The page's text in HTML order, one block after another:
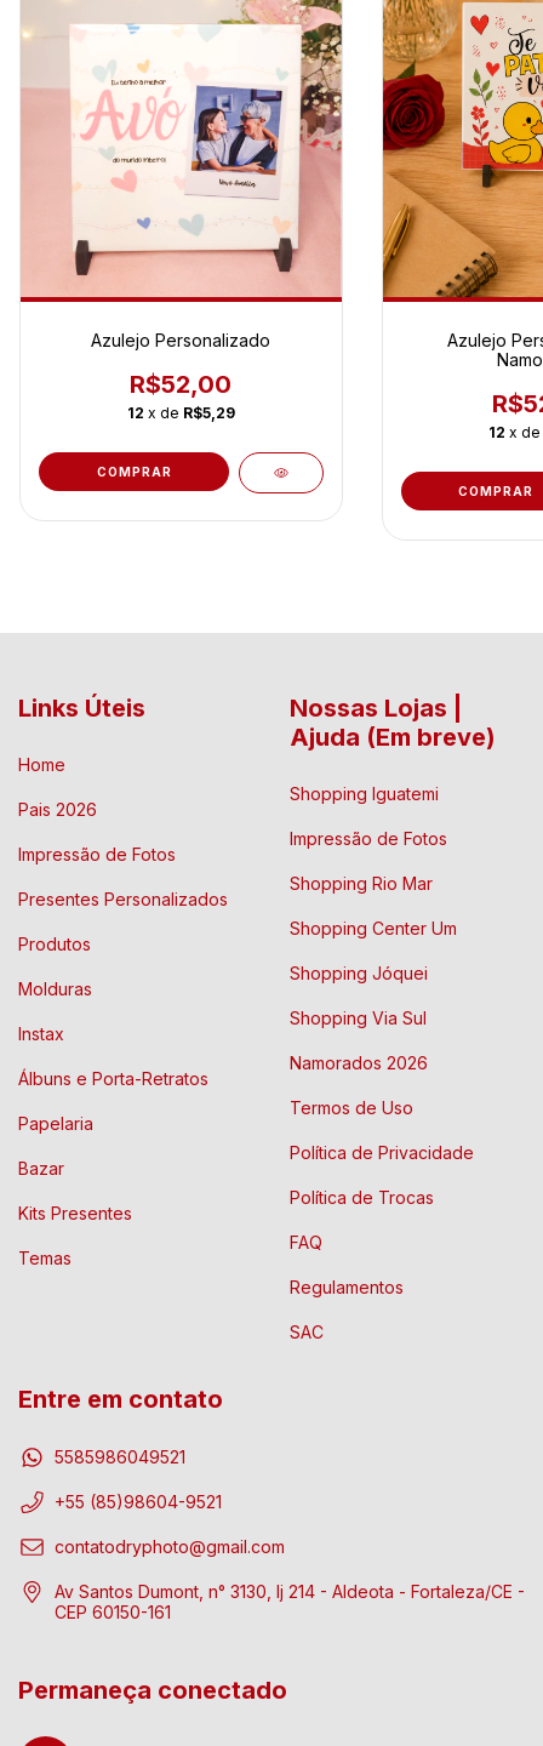
Azulejo Personalizado
R$52,00
12 x de R$5,29
COMPRAR
Azulejo
12 x
COMPRAR
Links Úteis
Home
Pais 2026
Impressão de Fotos
Presentes Personalizados
Produtos
Molduras
Instax
Álbuns e Porta-Retratos
Papelaria
Bazar
Kits Presentes
Temas
Nossas Lojas |
Ajuda (Em breve)
Shopping Iguatemi
Impressão de Fotos
Shopping Rio Mar
Shopping Center Um
Shopping Jóquei
Shopping Via Sul
Namorados 2026
Termos de Uso
Política de Privacidade
Política de Trocas
FAQ
Regulamentos
SAC
Entre em contato
5585986049521
+55 (85)98604-9521
contatodryphoto@gmail.com
Av Santos Dumont, n° 3130, lj 214 - Aldeota - Fortaleza/CE -
CEP 60150-161
Permaneça conectado